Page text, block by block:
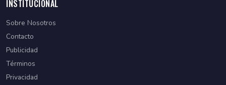
INSTITUCIONAL
Sobre Nosotros
Contacto
Publicidad
Términos
Privacidad